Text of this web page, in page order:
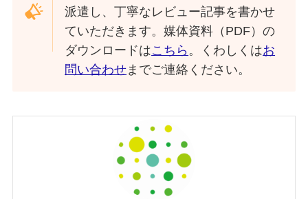
派遣し、丁寧なレビュー記事を書かせ
ていただきます。媒体資料（PDF）の
ダウンロードはこちら 。くわしくはお
問い合わせ までご連絡ください。